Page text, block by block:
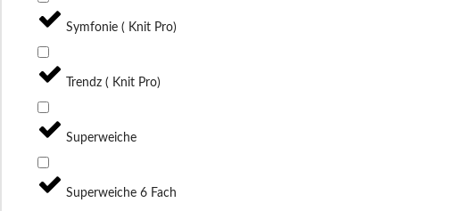
Symfonie ( Knit Pro)
Trendz ( Knit Pro)
Superweiche
Superweiche 6 Fach